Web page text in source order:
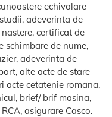
echivalare
adeverinta de
certificat de
schimbare de nume,
adeverinta de
alte acte de stare
acte cetatenie romana,
brief/ brif masina,
asigurare Casco.